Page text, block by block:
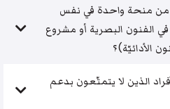
من منحة واحدة في نفس
الفنون البصرية أو مشروع
الأدائيّة)؟
الذين لا يتمتّعون بدعم